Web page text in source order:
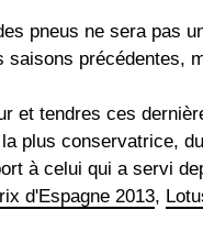
pneus ne sera pas
saisons précédentes,
et tendres ces
plus conservatrice,
à celui qui a servi
d'Espagne 2013,